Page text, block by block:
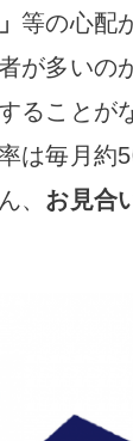
等の心配
が多いの
ることが
は毎月約
、 お見合